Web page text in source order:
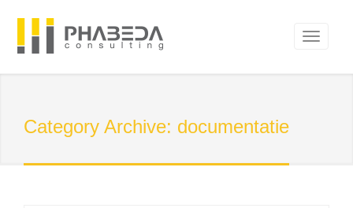
Category Archive: documentatie